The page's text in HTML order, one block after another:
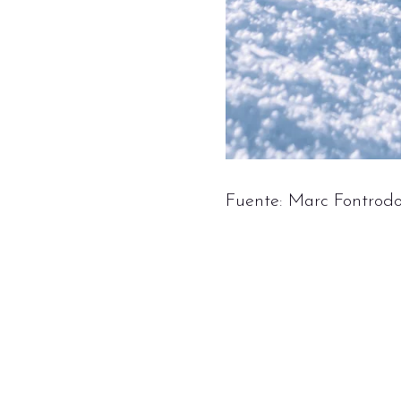
Fuente: Marc